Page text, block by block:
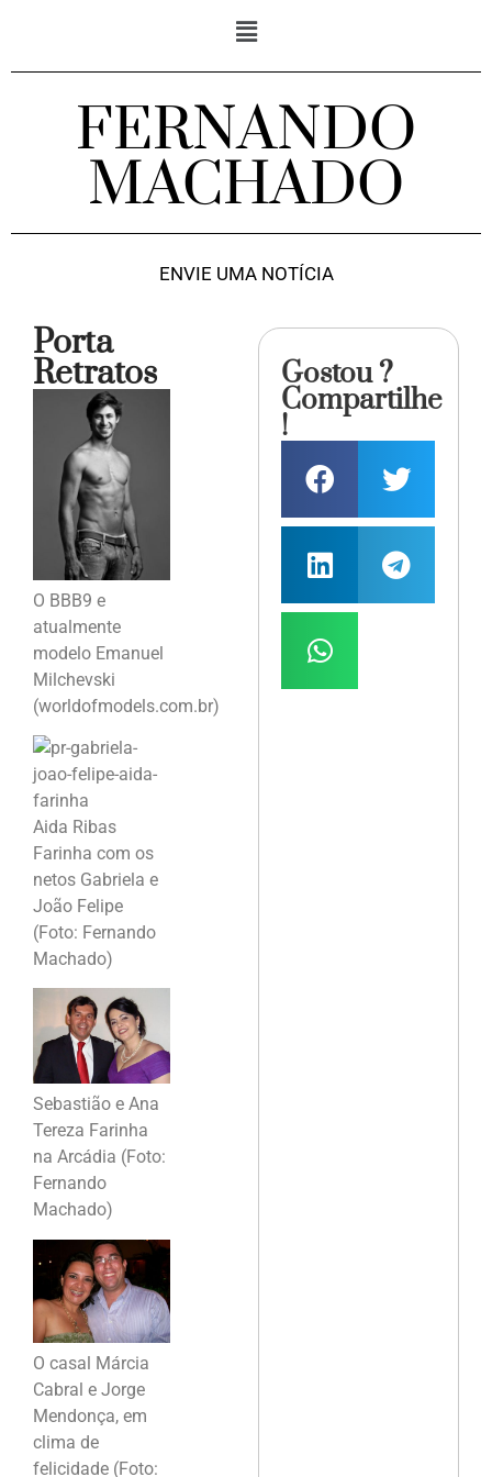
FERNANDO
MACHADO
ENVIE UMA NOTÍCIA
Porta
Retratos
O BBB9 e
atualmente
modelo Emanuel
Milchevski
(worldofmodels.com.br)
Aida Ribas
Farinha com os
netos Gabriela e
João Felipe
(Foto: Fernando
Machado)
Sebastião e Ana
Tereza Farinha
na Arcádia (Foto:
Fernando
Machado)
O casal Márcia
Cabral e Jorge
Mendonça, em
clima de
felicidade (Foto:
Gostou ?
Compartilhe
!